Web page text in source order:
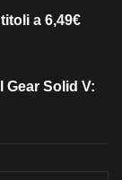
a 6,49€
Gear Solid V: